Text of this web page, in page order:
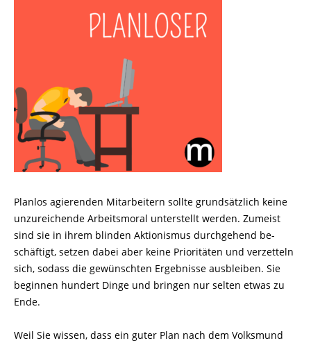
Planlos agierenden Mitarbeitern sollte grundsätzlich keine
unzureichende Arbeitsmoral unterstellt werden. Zumeist
sind sie in ihrem blinden Aktionismus durchgehend be­
schäftigt, setzen dabei aber keine Prioritäten und verzetteln
sich, sodass die gewünschten Ergebnisse ausbleiben. Sie
beginnen hundert Dinge und bringen nur selten etwas zu
Ende.
Weil Sie wissen, dass ein guter Plan nach dem Volksmund